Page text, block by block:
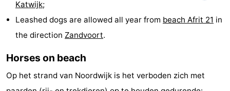
Observation
Attractions
Katwijk;
Leashed dogs are allowed all year from beach Afrit 21 in
the direction Zandvoort.
Horses on beach
Op het strand van Noordwijk is het verboden zich met